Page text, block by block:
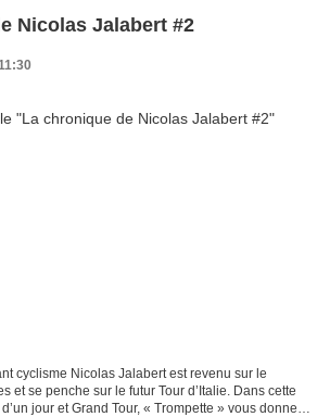
Nicolas Jalabert #2
cyclisme Nicolas Jalabert est revenu sur le
et se penche sur le futur Tour d’Italie. Dans cette
jour et Grand Tour, « Trompette » vous donne